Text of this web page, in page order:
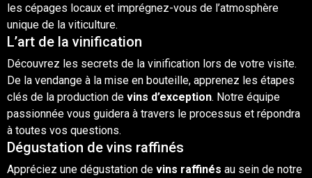
les cépages locaux et imprégnez-vous de l’atmosphère
unique de la viticulture.
L’art de la vinification
Découvrez les secrets de la vinification lors de votre visite.
De la vendange à la mise en bouteille, apprenez les étapes
clés de la production de vins d’exception. Notre équipe
passionnée vous guidera à travers le processus et répondra
à toutes vos questions.
Dégustation de vins raffinés
Appréciez une dégustation de vins raffinés au sein de notre